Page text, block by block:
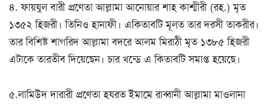
৪. ফায়যুল বারী প্রণেতা আল্লামা আনোয়ার শাহ কাশ্মীরী (রহ.) মৃত
১৩৫২ হিজরী। তিনিও হানাফী। একিতাবটি মূলত তার দরসী তাকরীর।
তার বিশিষ্ট শাগরিদ আল্লামা বদরে আলম মিরাঠী মৃত ১৩৮৫ হিজরী
এটাকে তারতীব দিয়েছেন। চার খন্ডে এ কিতাবটি সমাপ্ত হয়েছে।
৫.লামিউদ দারারী প্রণেতা হযরত ইমামে রাব্বানী আল্লামা মাওলানা